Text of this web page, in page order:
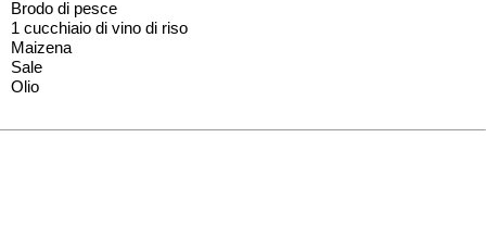
Brodo di pesce
1 cucchiaio di vino di riso
Maizena
Sale
Olio